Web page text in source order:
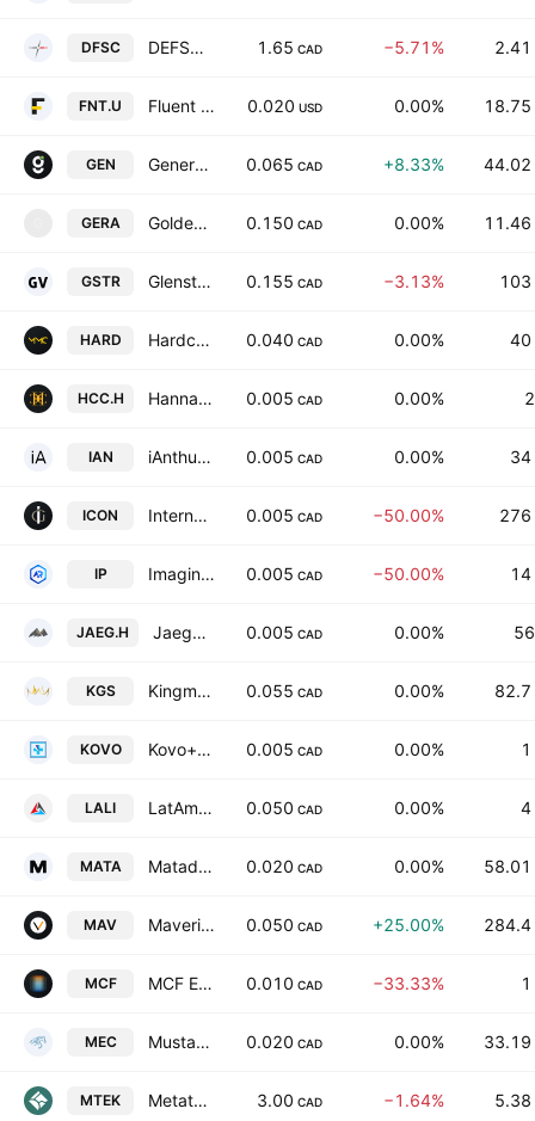
DFSC DEFSEC Technologies Inc. 1.65 CAD −5.71% 2.41
FNT.U Fluent Corp. 0.020 USD 0.00% 18.75
GEN Generation Uranium Inc Class A 0.065 CAD +8.33% 44.02
GERA Goldera Exploration Ltd. 0.150 CAD 0.00% 11.46
GSTR Glenstar Minerals Inc. 0.155 CAD −3.13% 103
HARD Hardcore Discoveries Ltd. 0.040 CAD 0.00% 40
HCC.H Hanna Capital Corp. 0.005 CAD 0.00%
IAN iAnthus Capital Holdings, Inc. 0.005 CAD 0.00% 34
ICON International Iconic Gold Exploration Corp 0.005 CAD −50.00% 276
IP ImagineAR Inc. 0.005 CAD −50.00% 14
JAEG.H Jaeger Resources Corp. 0.005 CAD 0.00%
KGS Kingman Minerals Ltd. 0.055 CAD 0.00% 82.7
KOVO Kovo+ Holdings Inc 0.005 CAD 0.00% 1
LALI LatAm Lithium Corp 0.050 CAD 0.00% 4
MATA Matador Technologies Inc. 0.020 CAD 0.00% 58.01
MAV Maverick Gold and Silver Corporation 0.050 CAD +25.00% 284.4
MCF MCF Energy Ltd 0.010 CAD −33.33% 1
MEC Mustang Energy Corp 0.020 CAD 0.00% 33.19
MTEK Metatek-Group Ltd. 3.00 CAD −1.64% 5.38